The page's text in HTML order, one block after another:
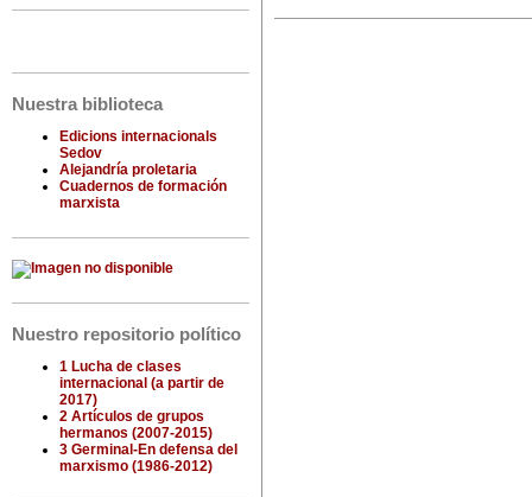
Nuestra biblioteca
Edicions internacionals
Sedov
Alejandría proletaria
Cuadernos de formación
marxista
Nuestro repositorio político
1 Lucha de clases
internacional (a partir de
2017)
2 Artículos de grupos
hermanos (2007-2015)
3 Germinal-En defensa del
marxismo (1986-2012)